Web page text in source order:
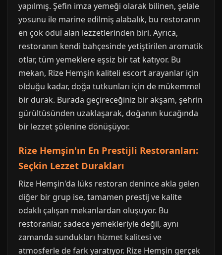
yapılmış. Şefin imza yemeği olarak bilinen, şelale
yosunu ile marine edilmiş alabalık, bu restoranın
en çok ödül alan lezzetlerinden biri. Ayrıca,
restoranın kendi bahçesinde yetiştirilen aromatik
otlar, tüm yemeklere eşsiz bir tat katıyor. Bu
mekan, Rize Hemşin kaliteli escort arayanlar için
olduğu kadar, doğa tutkunları için de mükemmel
bir durak. Burada geçireceğiniz bir akşam, şehrin
gürültüsünden uzaklaşarak, doğanın kucağında
bir lezzet şölenine dönüşüyor.
Rize Hemşin'ın En Prestijli Restoranları:
Seçkin Lezzet Durakları
Rize Hemşin'da lüks restoran denince akla gelen
diğer bir grup ise, tamamen prestij ve kalite
odaklı çalışan mekanlardan oluşuyor. Bu
restoranlar, sadece yemekleriyle değil, aynı
zamanda sundukları hizmet kalitesi ve
atmosferle de fark yaratıyor. Rize Hemşin gerçek